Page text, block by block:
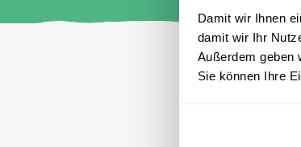
Damit wir Ihnen
damit wir Ihr
Außerdem geben
Sie können Ihre